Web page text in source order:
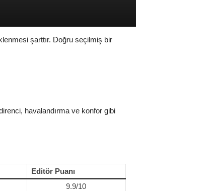
şarttır. Doğru seçilmiş bir
havalandırma ve konfor gibi
Editör Puanı
9.9/10